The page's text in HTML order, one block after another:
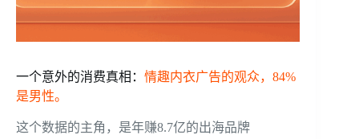
一个意外的消费真相： 情趣内衣广告的观众，84%
是男性。
这个数据的主角，是年赚8.7亿的出海品牌